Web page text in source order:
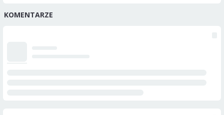
KOMENTARZE